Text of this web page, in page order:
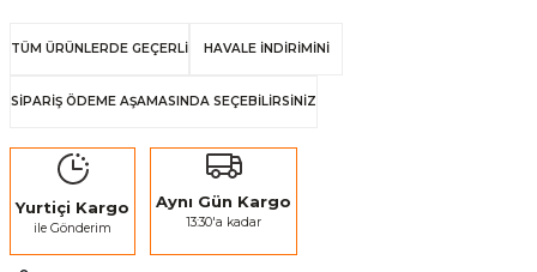
TÜM ÜRÜNLERDE GEÇERLİ HAVALE İNDİRİMİNİ
SİPARİŞ ÖDEME AŞAMASINDA SEÇEBİLİRSİNİZ
Yurtiçi Kargo
ile Gönderim
Aynı Gün Kargo
13:30'a kadar